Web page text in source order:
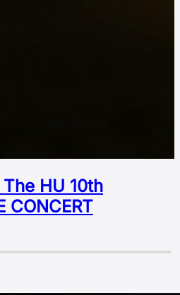
The HU 10th
CONCERT